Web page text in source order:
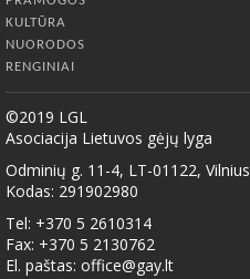
KULTŪRA
NUORODOS
RENGINIAI
©2019 LGL
Asociacija Lietuvos gėjų lyga
Odminių g. 11-4, LT-01122, Vilnius
Kodas: 291902980
Tel: +370 5 2610314
Fax: +370 5 2130762
El. paštas: office@gay.lt